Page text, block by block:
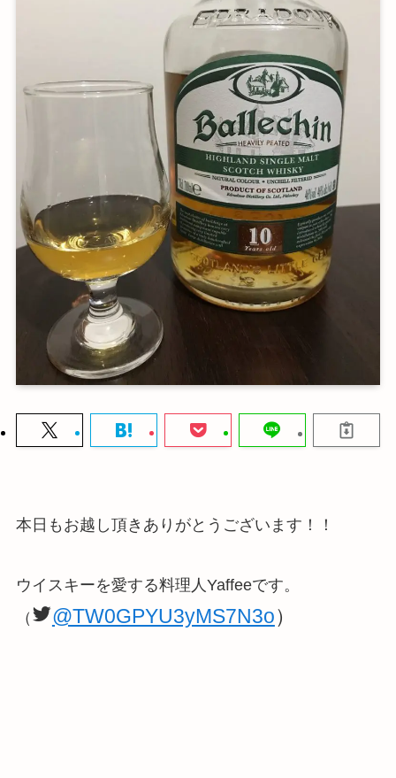
本日もお越し頂きありがとうございます！！
ウイスキーを愛する料理人Yaffeeです。
（
@TW0GPYU3yMS7N3o）